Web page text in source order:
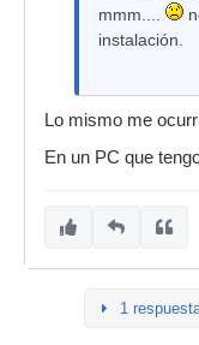
mmm....
instalación.
Lo mismo me
En un PC que
1